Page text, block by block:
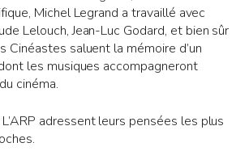
Michel Legrand a travaillé avec
Lelouch, Jean-Luc Godard, et bien sûr
Cinéastes saluent la mémoire d’un
les musiques accompagneront
cinéma.
adressent leurs pensées les plus